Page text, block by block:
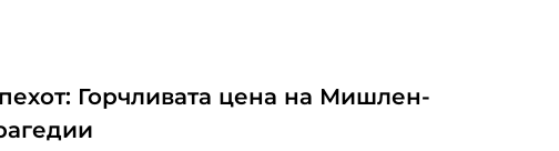
Горчливата цена на Мишлен-